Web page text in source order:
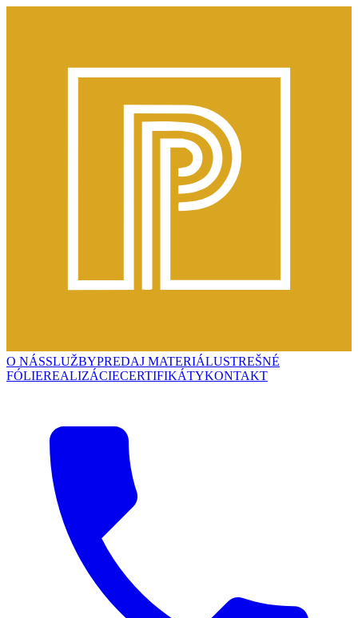
O NÁSSLUŽBYPREDAJ MATERIÁLUSTREŠNÉ
FÓLIEREALIZÁCIECERTIFIKÁTYKONTAKT